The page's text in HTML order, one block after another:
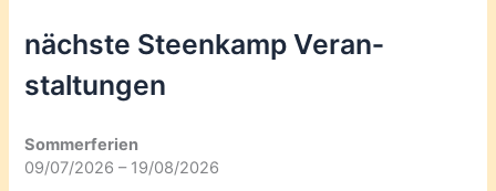
nächste Steenkamp Veran­
staltungen
Sommerferien
09/07/2026 – 19/08/2026